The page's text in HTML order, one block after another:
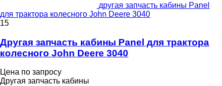
другая запчасть кабины Panel
для трактора колесного John Deere 3040
15
Другая запчасть кабины Panel для трактора
колесного John Deere 3040
Цена по запросу
Другая запчасть кабины